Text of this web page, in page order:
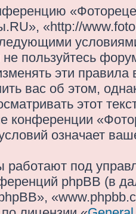
«http://
не пользуйтесь
эти
вас об этом,
этот
конференции
означает
под
phpBB (в